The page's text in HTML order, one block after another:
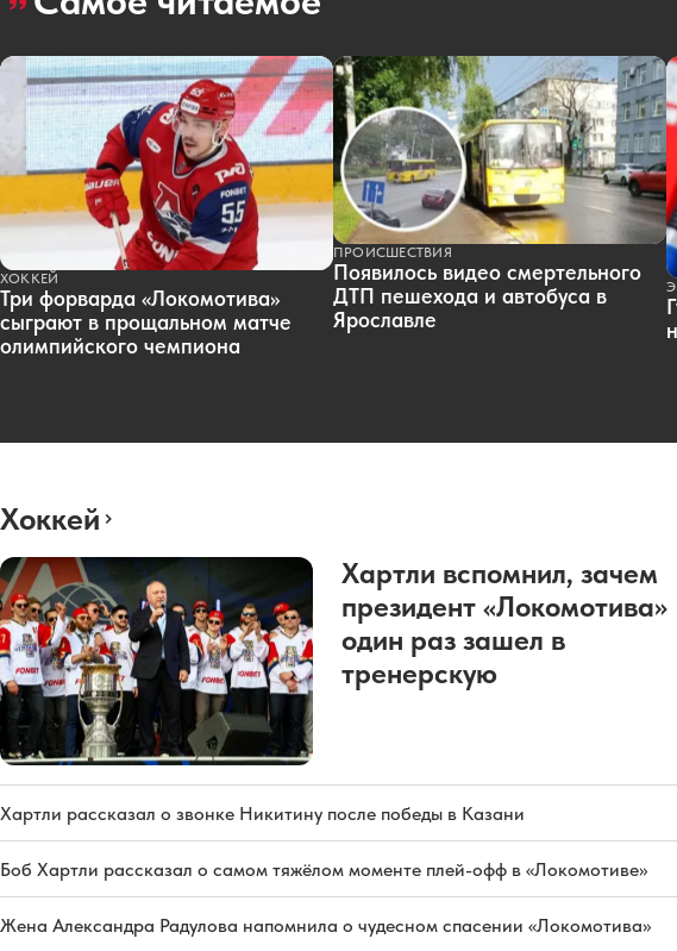
ХОККЕЙ
Три форварда «Локомотива»
сыграют в прощальном матче
олимпийского чемпиона
ПРОИСШЕСТВИЯ
Появилось видео смертельного
ДТП пешехода и автобуса в
Ярославле
Хоккей
Хартли вспомнил, зачем
президент «Локомотива»
один раз зашел в
тренерскую
Хартли рассказал о звонке Никитину после победы в Казани
Боб Хартли рассказал о самом тяжёлом моменте плей-офф в «Локомотиве»
Жена Александра Радулова напомнила о чудесном спасении «Локомотива»